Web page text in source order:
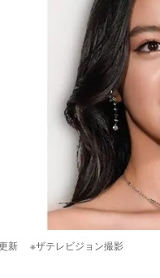
新 ※ザテレビジョン撮影